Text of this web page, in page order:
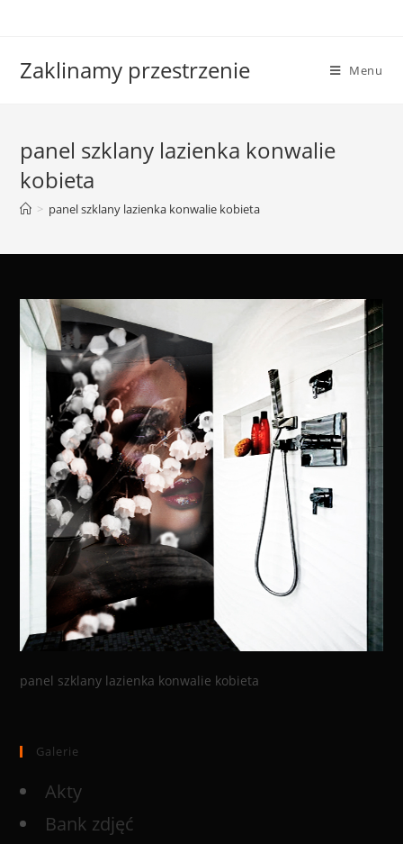
Zaklinamy przestrzenie Menu
panel szklany lazienka konwalie
kobieta
> panel szklany lazienka konwalie kobieta
panel szklany lazienka konwalie kobieta
Galerie
Akty
Bank zdjęć